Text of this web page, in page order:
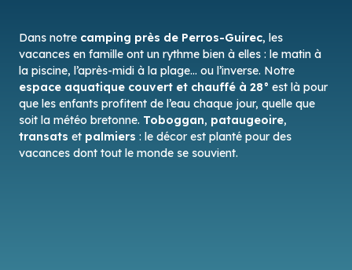
Dans notre camping près de Perros-Guirec, les
vacances en famille ont un rythme bien à elles : le matin à
la piscine, l’après-midi à la plage… ou l’inverse. Notre
espace aquatique couvert et chauffé à 28° est là pour
que les enfants profitent de l’eau chaque jour, quelle que
soit la météo bretonne. Toboggan, pataugeoire,
transats et palmiers : le décor est planté pour des
vacances dont tout le monde se souvient.